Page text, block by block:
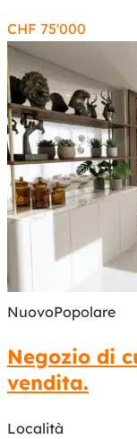
CHF 75'000
NuovoPopolare
Negozio di
vendita.
Località